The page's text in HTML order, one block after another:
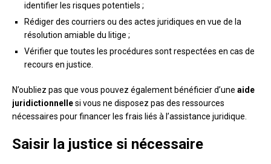
identifier les risques potentiels ;
Rédiger des courriers ou des actes juridiques en vue de la
résolution amiable du litige ;
Vérifier que toutes les procédures sont respectées en cas de
recours en justice.
N’oubliez pas que vous pouvez également bénéficier d’une aide
juridictionnellesi vous ne disposez pas des ressources
nécessaires pour financer les frais liés à l’assistance juridique.
Saisir la justice si nécessaire